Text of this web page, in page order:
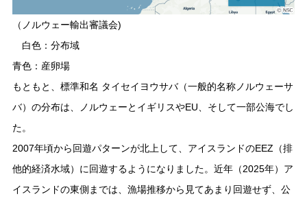
（ノルウェー輸出審議会)
白色：分布域
青色：産卵場
もともと、標準和名 タイセイヨウサバ（一般的名称ノルウェーサ
バ）の分布は、ノルウェーとイギリスやEU、そして一部公海でし
た。
2007年頃から回遊パターンが北上して、アイスランドのEEZ（排
他的経済水域）に回遊するようになりました。近年（2025年）ア
イスランドの東側までは、漁場推移から見てあまり回遊せず、公